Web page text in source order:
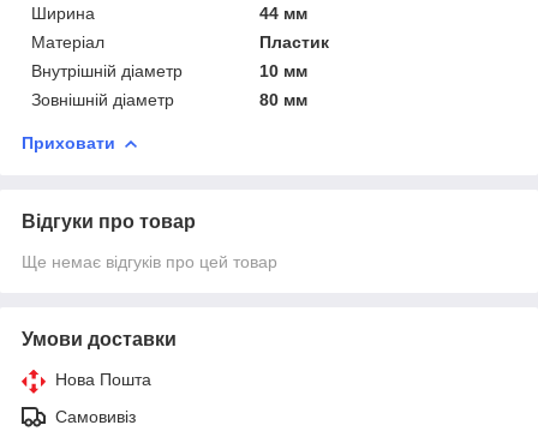
Ширина
44 мм
Матеріал
Пластик
Внутрішній діаметр
10 мм
Зовнішній діаметр
80 мм
Приховати
Відгуки про товар
Ще немає відгуків про цей товар
Умови доставки
Нова Пошта
Самовивіз